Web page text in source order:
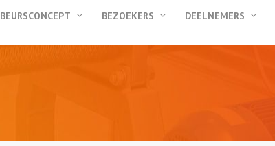
BEURSCONCEPT BEZOEKERS DEELNEMERS